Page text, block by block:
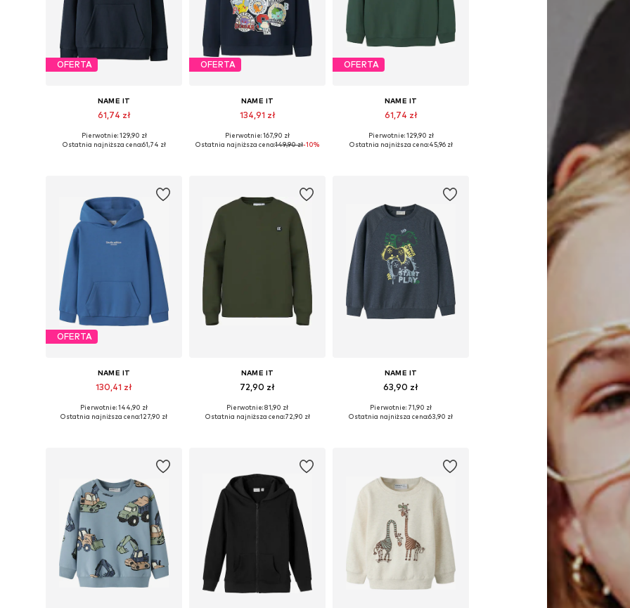
OFERTA
NAME IT
61,74 zł
Pierwotnie: 129,90 zł
Ostatnia najniższa cena:61,74 zł
OFERTA
NAME IT
134,91 zł
Dostępne w różnych rozmiarach
Pierwotnie: 167,90 zł
Ostatnia najniższa cena:149,90 zł-10%
OFERTA
NAME IT
61,74 zł
Pierwotnie: 129,90 zł
Ostatnia najniższa cena:45,96 zł
OFERTA
NAME IT
130,41 zł
Dostępne w różnych rozmiarach
Pierwotnie: 144,90 zł
Ostatnia najniższa cena:127,90 zł
NAME IT
72,90 zł
Dostępne w różnych rozmiarach
Pierwotnie: 81,90 zł
Ostatnia najniższa cena:72,90 zł
NAME IT
63,90 zł
Pierwotnie: 71,90 zł
Ostatnia najniższa cena:63,90 zł